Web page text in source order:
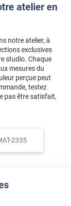
atelier en
notre atelier, à
exclusives
studio. Chaque
mesures du
perçue peut
testez
pas être satisfait,
2335